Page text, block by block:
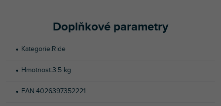
Doplňkové parametry
Kategorie:Ride
Hmotnost:3.5 kg
EAN:4026397352221